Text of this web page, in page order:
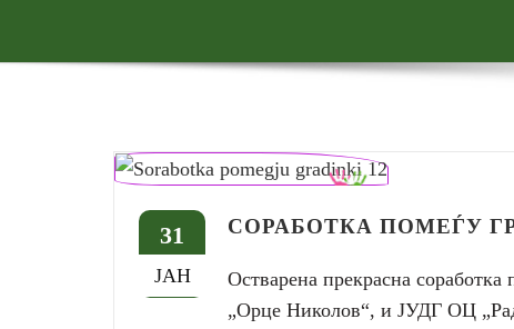
31
ЈАН
СОРАБОТКА ПОМЕЃУ
Остварена прекрасна
„Орце Николов“, и ЈУДГ ОЦ